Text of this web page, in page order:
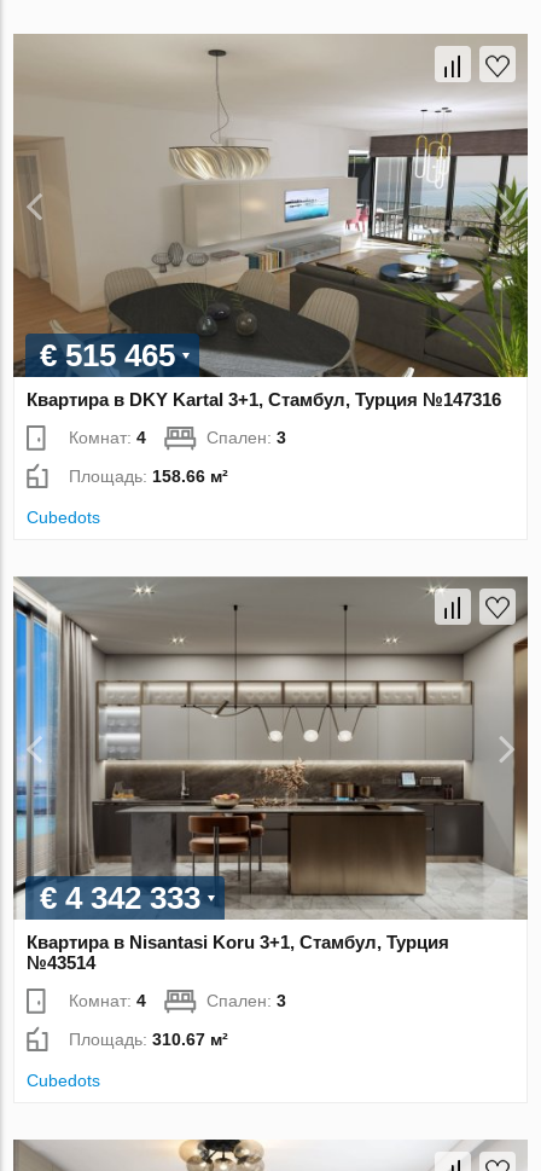
€ 515 465
Квартира в DKY Kartal 3+1, Стамбул, Турция №147316
Комнат:4 Спален:3
Площадь: 158.66 м²
Cubedots
€ 4 342 333
Квартира в Nisantasi Koru 3+1, Стамбул, Турция
№43514
Комнат:4 Спален:3
Площадь:310.67 м²
Cubedots